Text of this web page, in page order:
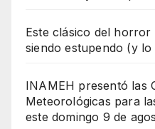
Este clásico del
siendo estupendo (y
INAMEH presentó las
Meteorológicas para
este domingo 9 de